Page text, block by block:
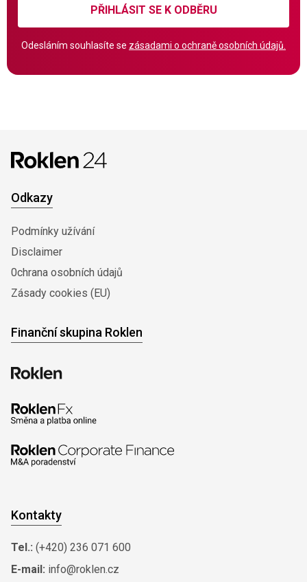
PŘIHLÁSIT SE K ODBĚRU
Odesláním souhlasíte se zásadami o ochraně osobních údajů.
Odkazy
Podmínky užívání
Disclaimer
0chrana osobních údajů
Zásady cookies (EU)
Finanční skupina Roklen
Kontakty
Tel.: (+420) 236 071 600
E-mail: info@roklen.cz